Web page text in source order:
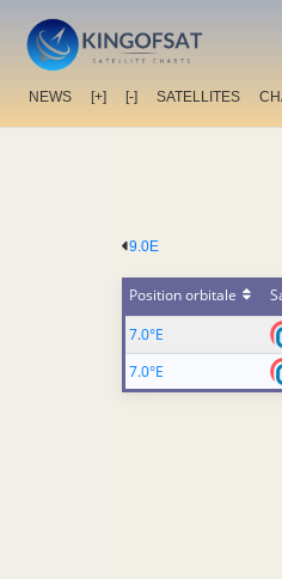
NEWS [+] [-] SATELLITES
9.0E
Position orbitale
7.0°E
7.0°E